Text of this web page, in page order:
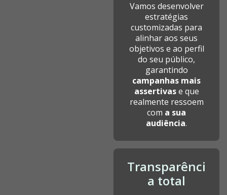
Vamos desenvolver
estratégias
customizadas para
alinhar aos seus
objetivos e ao perfil
do seu público,
garantindo
campanhas mais
assertivase que
realmente ressoem
com a sua
audiência.
Transparênci
a total